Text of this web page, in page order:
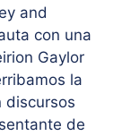
and
con una
Gaylor
la
discursos
de